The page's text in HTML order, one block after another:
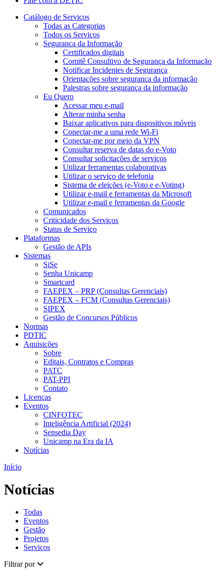
Catálogo de Serviços
Todas as Categorias
Todos os Serviços
Segurança da Informação
Certificados digitais
Comitê Consultivo de Segurança da Informação
Notificar Incidentes de Segurança
Orientações sobre segurança da informação
Palestras sobre segurança da informação
Eu Quero
Acessar meu e-mail
Alterar minha senha
Baixar aplicativos para dispositivos móveis
Conectar-me a uma rede Wi-Fi
Conectar-me por meio da VPN
Consultar reserva de datas do e-Voto
Consultar solicitações de serviços
Utilizar ferramentas colaborativas
Utilizar o serviço de telefonia
Sistema de eleições (e-Voto e e-Voting)
Utilizar e-mail e ferramentas da Microsoft
Utilizar e-mail e ferramentas da Google
Comunicados
Criticidade dos Serviços
Status de Serviço
Plataformas
Gestão de APIs
Sistemas
SiSe
Senha Unicamp
Smartcard
FAEPEX – PRP (Consultas Gerenciais)
FAEPEX – FCM (Consultas Gerenciais)
SIPEX
Gestão de Concursos Públicos
Normas
PDTIC
Aquisições
Sobre
Editais, Contratos e Compras
PATC
PAT-PPI
Contato
Licenças
Eventos
CINFOTEC
Inteligência Artificial (2024)
Sensedia Day
Unicamp na Era da IA
Notícias
Início
Notícias
Todas
Eventos
Gestão
Projetos
Serviços
Filtrar por